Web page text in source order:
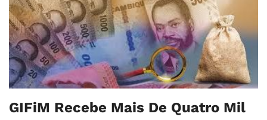
GIFiM Recebe Mais De Quatro Mil